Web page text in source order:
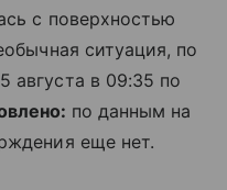
с поверхностью
ситуация, по
августа в 09:35 по
по данным на
еще нет.